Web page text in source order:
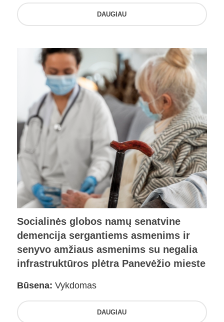
DAUGIAU
Socialinės globos namų senatvine
demencija sergantiems asmenims ir
senyvo amžiaus asmenims su negalia
infrastruktūros plėtra Panevėžio mieste
Būsena: Vykdomas
DAUGIAU